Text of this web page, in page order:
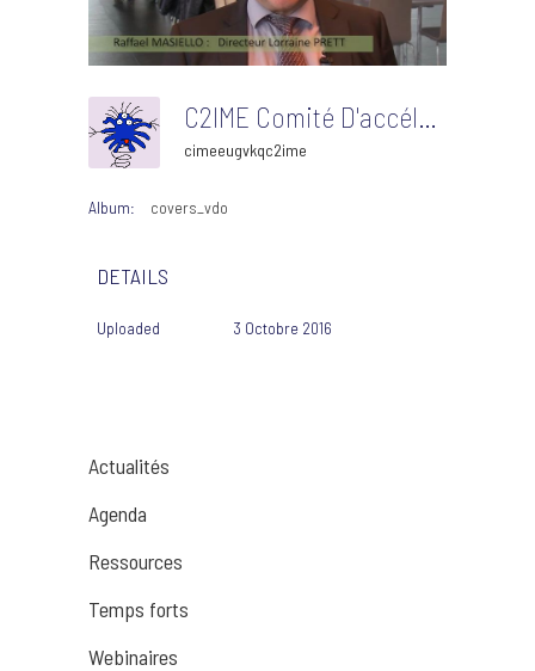
C2IME Comité D'accélération Prett Lorraine Vignette
cimeeugvkqc2ime
Album: covers_vdo
DETAILS
Uploaded 3 Octobre 2016
Actualités
Agenda
Ressources
Temps forts
Webinaires